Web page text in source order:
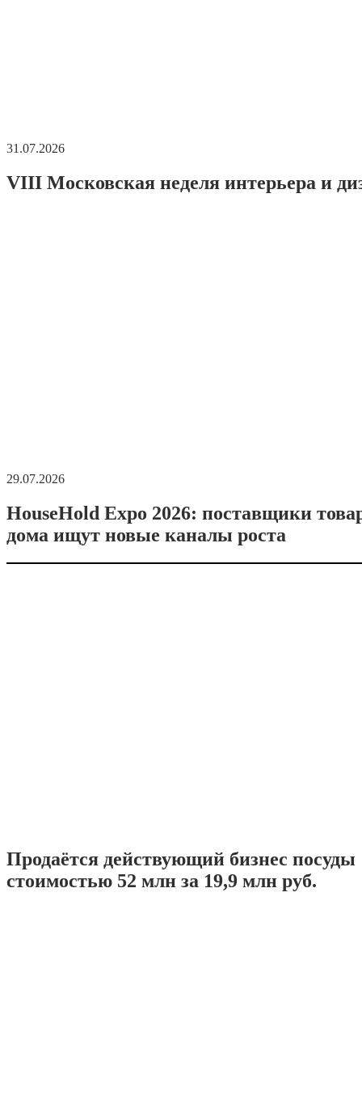
31.07.2026
VIII Московская неделя интерьера и
29.07.2026
HouseHold Expo 2026: поставщики
дома ищут новые каналы роста
Продаётся действующий бизнес посуды
стоимостью 52 млн за 19,9 млн руб.